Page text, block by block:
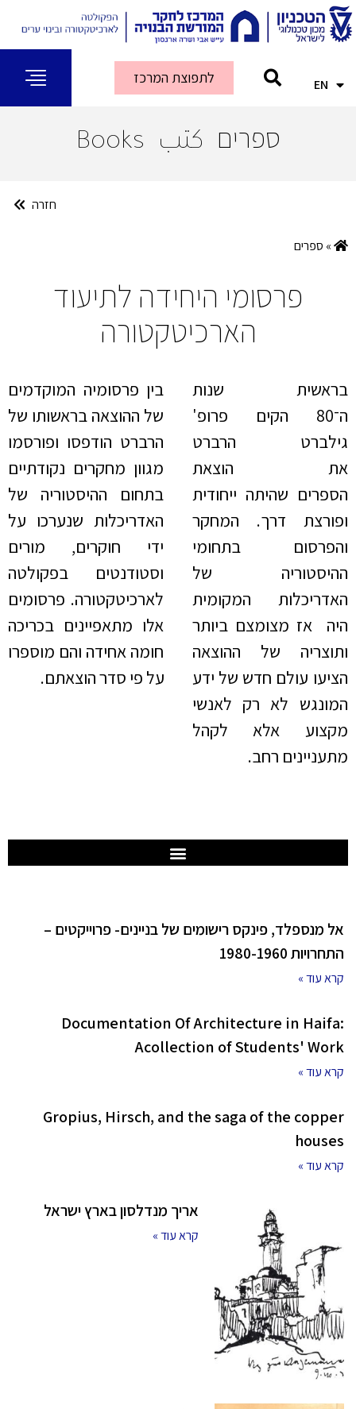
EN
AR לתפוצת המרכז
ספרים كتب Books
» ספרים
חזרה
פרסומי היחידה לתיעוד
הארכיטקטורה
בראשית שנות
ה־80
הקים פרופ'
גילברט הרברט
את הוצאת
הספרים שהיתה ייחודית
ופורצת דרך. המחקר
והפרסום בתחומי
ההיסטוריה של
האדריכלות המקומית
היה אז מצומצם ביותר
ותוצריה של ההוצאה
הציעו עולם חדש של ידע
המונגש לא רק לאנשי
מקצוע אלא לקהל
מתעניינים רחב.
בין פרסומיה המוקדמים
של ההוצאה בראשותו של
הרברט הודפסו ופורסמו
מגוון מחקרים נקודתיים
בתחום ההיסטוריה של
האדריכלות שנערכו על
ידי חוקרים, מורים
וסטודנטים בפקולטה
לארכיטקטורה. פרסומים
אלו מתאפיינים בכריכה
חומה אחידה והם מוספרו
על פי סדר הוצאתם.
אל מנספלד, פינקס רישומים של בניינים- פרוייקטים –
התחרויות 1980-1960
קרא עוד »
Documentation Of Architecture in Haifa:
Acollection of Students' Work
קרא עוד »
Gropius, Hirsch, and the saga of the copper
houses
קרא עוד »
אריך מנדלסון בארץ ישראל
קרא עוד »